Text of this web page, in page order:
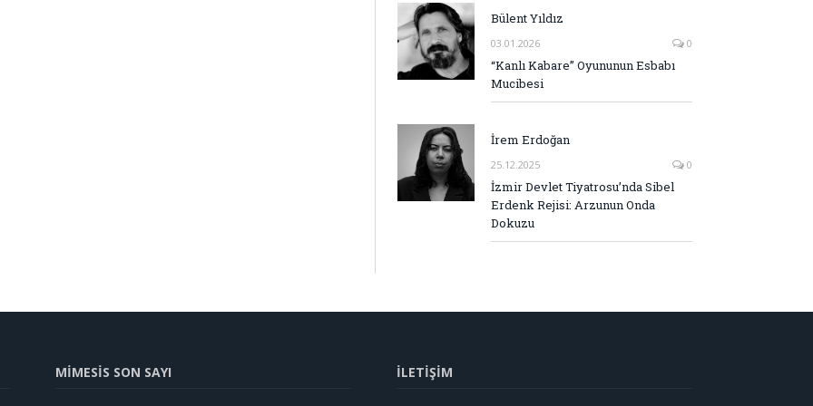
Bülent Yıldız
03.01.2026 0
“Kanlı Kabare” Oyununun Esbabı
Mucibesi
İrem Erdoğan
25.12.2025 0
İzmir Devlet Tiyatrosu’nda Sibel
Erdenk Rejisi: Arzunun Onda
Dokuzu
MİMESİS SON SAYI İLETİŞİM